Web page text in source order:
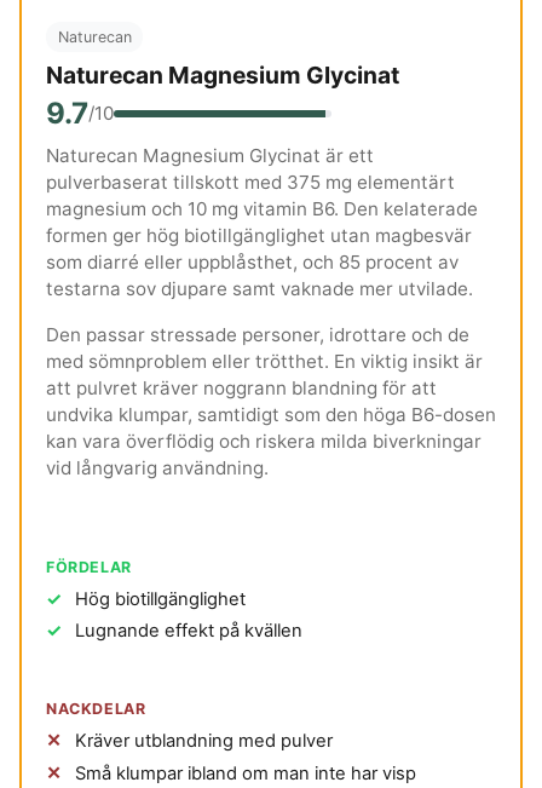
Naturecan
Naturecan Magnesium Glycinat
9.7/10
Naturecan Magnesium Glycinat är ett
pulverbaserat tillskott med 375 mg elementärt
magnesium och 10 mg vitamin B6. Den kelaterade
formen ger hög biotillgänglighet utan magbesvär
som diarré eller uppblåsthet, och 85 procent av
testarna sov djupare samt vaknade mer utvilade.
Den passar stressade personer, idrottare och de
med sömnproblem eller trötthet. En viktig insikt är
att pulvret kräver noggrann blandning för att
undvika klumpar, samtidigt som den höga B6-dosen
kan vara överflödig och riskera milda biverkningar
vid långvarig användning.
FÖRDELAR
Hög biotillgänglighet
Lugnande effekt på kvällen
NACKDELAR
Kräver utblandning med pulver
Små klumpar ibland om man inte har visp